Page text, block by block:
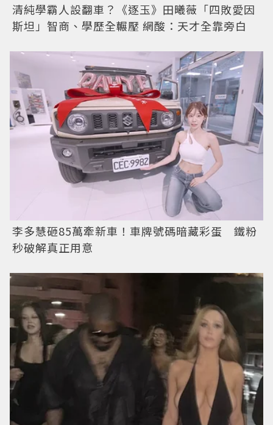
清純學霸人設翻車？《逐玉》田曦薇「四敗愛因
斯坦」智商、學歷全輾壓 網酸：天才全靠旁白
李多慧砸85萬牽新車！車牌號碼暗藏彩蛋 鐵粉
秒破解真正用意